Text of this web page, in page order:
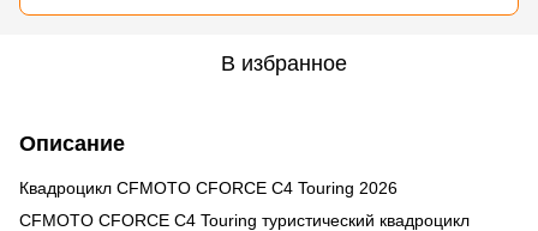
В избранное
Описание
Квадроцикл CFMOTO CFORCE C4 Touring 2026
CFMOTO CFORCE C4 Touring туристический квадроцикл